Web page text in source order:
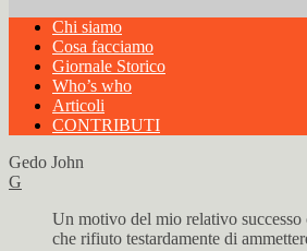
Chi siamo
Cosa facciamo
Giornale Storico
Who’s who
Articoli
CONTRIBUTI
Gedo John
G
Un motivo del mio relativo successo
che rifiuto testardamente di